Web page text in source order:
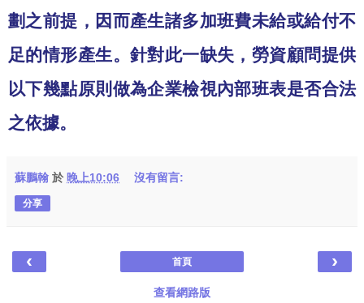
劃之前提，因而產生諸多加班費未給或給付不
足的情形產生。針對此一缺失，勞資顧問提供
以下幾點原則做為企業檢視內部班表是否合法
之依據。
蘇鵬翰 於 晚上10:06 沒有留言:
分享
‹ ›
首頁
查看網路版